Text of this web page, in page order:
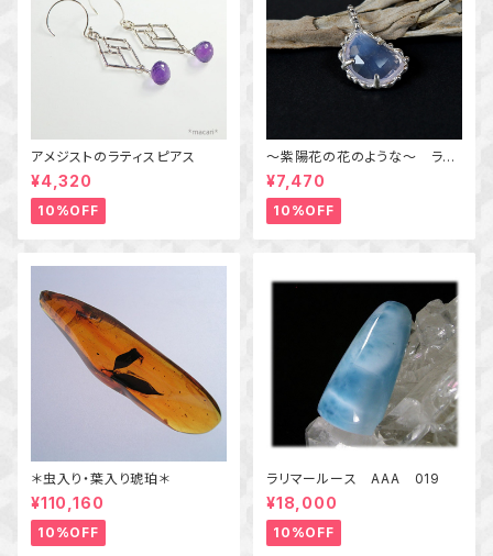
アメジストのラティスピアス
¥4,320
10%OFF
～紫陽花の花のような～ ラベ
ンダークォーツの粒飾りペンダ
ント 天然石アクセサリー
一点物
¥7,470
10%OFF
＊虫入り・葉入り琥珀＊
¥110,160
10%OFF
ラリマールース AAA 019
¥18,000
10%OFF